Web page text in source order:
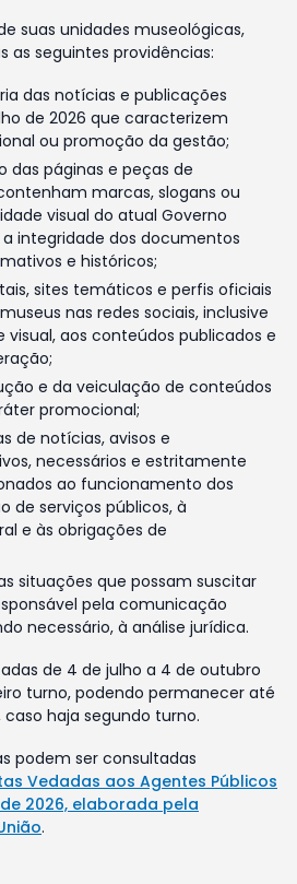
suas unidades museológicas,
as seguintes providências:
das notícias e publicações
de 2026 que caracterizem
ou promoção da gestão;
das páginas e peças de
marcas, slogans ou
visual do atual Governo
a integridade dos documentos
e históricos;
sites temáticos e perfis oficiais
nas redes sociais, inclusive
aos conteúdos publicados e
e da veiculação de conteúdos
promocional;
de notícias, avisos e
necessários e estritamente
ao funcionamento dos
de serviços públicos, à
e às obrigações de
situações que possam suscitar
pela comunicação
necessário, à análise jurídica.
de 4 de julho a 4 de outubro
turno, podendo permanecer até
haja segundo turno.
podem ser consultadas
Vedadas aos Agentes Públicos
2026, elaborada pela
.